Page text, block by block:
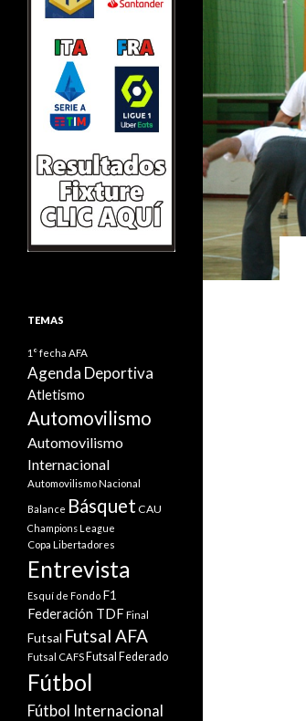
TEMAS
1° fecha AFA
Agenda Deportiva
Atletismo
Automovilismo
Automovilismo
Internacional
Automovilismo Nacional
Balance Básquet CAU
Champions League
Copa Libertadores
Entrevista
Esquí de Fondo F1
Federación TDF Final
Futsal Futsal AFA
Futsal CAFS Futsal Federado
Fútbol
Fútbol Internacional